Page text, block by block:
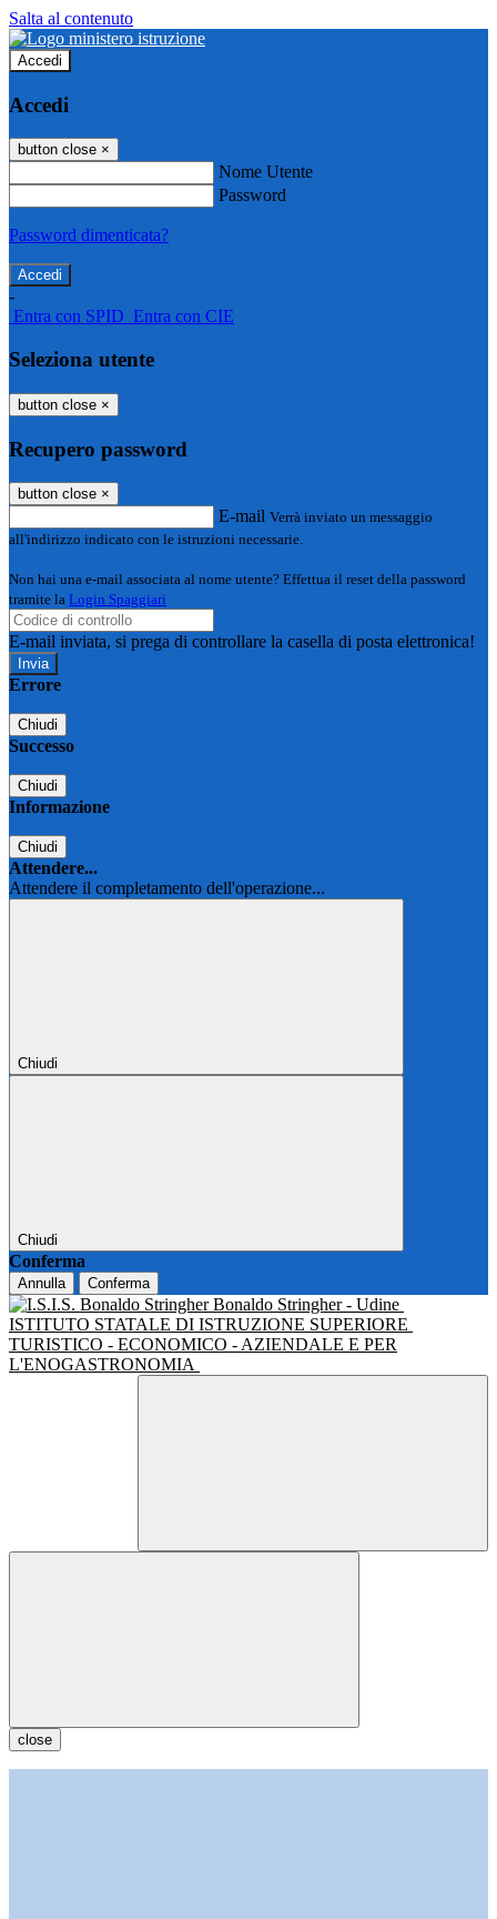
Salta al contenuto
Accedi
Accedi
button close ×
Nome Utente
Password
Password dimenticata?
-
Entra con SPID Entra con CIE
Seleziona utente
button close ×
Recupero password
button close ×
E-mail Verrà inviato un messaggio
all'indirizzo indicato con le istruzioni necessarie.
Non hai una e-mail associata al nome utente? Effettua il reset della password
tramite la Login Spaggiari
E-mail inviata, si prega di controllare la casella di posta elettronica!
Errore
Chiudi
Successo
Chiudi
Informazione
Chiudi
Attendere...
Attendere il completamento dell'operazione...
Chiudi
Chiudi
Conferma
Annulla Conferma
Bonaldo Stringher - Udine
ISTITUTO STATALE DI ISTRUZIONE SUPERIORE
TURISTICO - ECONOMICO - AZIENDALE E PER
L'ENOGASTRONOMIA
close